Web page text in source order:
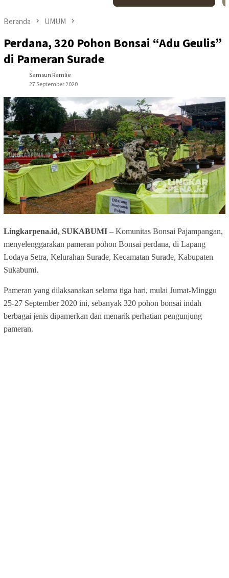
Beranda UMUM
Perdana, 320 Pohon Bonsai “Adu Geulis”
di Pameran Surade
Samsun Ramlie
27 September 2020
Lingkarpena.id, SUKABUMI – Komunitas Bonsai Pajampangan,
menyelenggarakan pameran pohon Bonsai perdana, di Lapang
Lodaya Setra, Kelurahan Surade, Kecamatan Surade, Kabupaten
Sukabumi.
Pameran yang dilaksanakan selama tiga hari, mulai Jumat-Minggu
25-27 September 2020 ini, sebanyak 320 pohon bonsai indah
berbagai jenis dipamerkan dan menarik perhatian pengunjung
pameran.